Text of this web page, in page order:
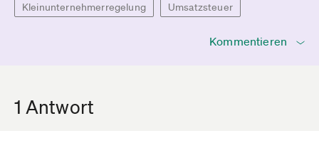
Kleinunternehmerregelung Umsatzsteuer
Kommentieren
1 Antwort